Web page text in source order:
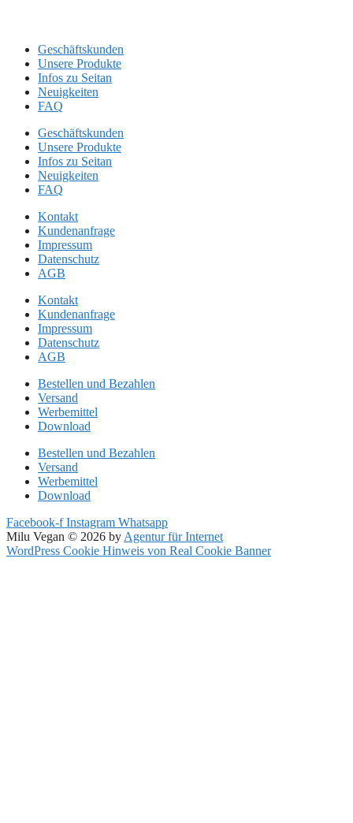
Geschäftskunden
Unsere Produkte
Infos zu Seitan
Neuigkeiten
FAQ
Geschäftskunden
Unsere Produkte
Infos zu Seitan
Neuigkeiten
FAQ
Kontakt
Kundenanfrage
Impressum
Datenschutz
AGB
Kontakt
Kundenanfrage
Impressum
Datenschutz
AGB
Bestellen und Bezahlen
Versand
Werbemittel
Download
Bestellen und Bezahlen
Versand
Werbemittel
Download
Facebook-f Instagram Whatsapp
Milu Vegan © 2026 byAgentur für Internet
WordPress Cookie Hinweis von Real Cookie Banner